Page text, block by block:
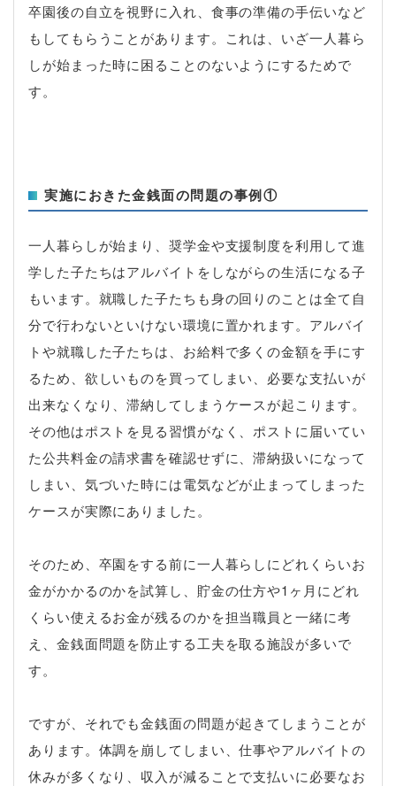
卒園後の自立を視野に入れ、食事の準備の手伝いなど
もしてもらうことがあります。これは、いざ一人暮ら
しが始まった時に困ることのないようにするためで
す。
実施におきた金銭面の問題の事例①
一人暮らしが始まり、奨学金や支援制度を利用して進
学した子たちはアルバイトをしながらの生活になる子
もいます。就職した子たちも身の回りのことは全て自
分で行わないといけない環境に置かれます。アルバイ
トや就職した子たちは、お給料で多くの金額を手にす
るため、欲しいものを買ってしまい、必要な支払いが
出来なくなり、滞納してしまうケースが起こります。
その他はポストを見る習慣がなく、ポストに届いてい
た公共料金の請求書を確認せずに、滞納扱いになって
しまい、気づいた時には電気などが止まってしまった
ケースが実際にありました。
そのため、卒園をする前に一人暮らしにどれくらいお
金がかかるのかを試算し、貯金の仕方や1ヶ月にどれ
くらい使えるお金が残るのかを担当職員と一緒に考
え、金銭面問題を防止する工夫を取る施設が多いで
す。
ですが、それでも金銭面の問題が起きてしまうことが
あります。体調を崩してしまい、仕事やアルバイトの
休みが多くなり、収入が減ることで支払いに必要なお